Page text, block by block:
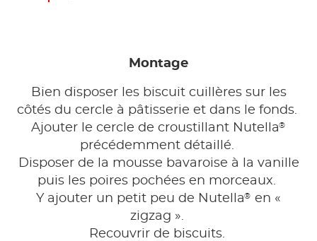
Montage
Bien disposer les biscuit cuillères sur les
côtés du cercle à pâtisserie et dans le fonds.
Ajouter le cercle de croustillant Nutella®
précédemment détaillé.
Disposer de la mousse bavaroise à la vanille
puis les poires pochées en morceaux.
Y ajouter un petit peu de Nutella® en «
zigzag ».
Recouvrir de biscuits.